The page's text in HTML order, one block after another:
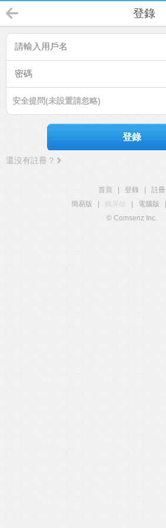
登錄
安全提問(未設置請忽略)
登錄
還沒有註冊？
首頁 登錄
註冊
簡易版
觸屏版 電腦版
© Comsenz Inc.